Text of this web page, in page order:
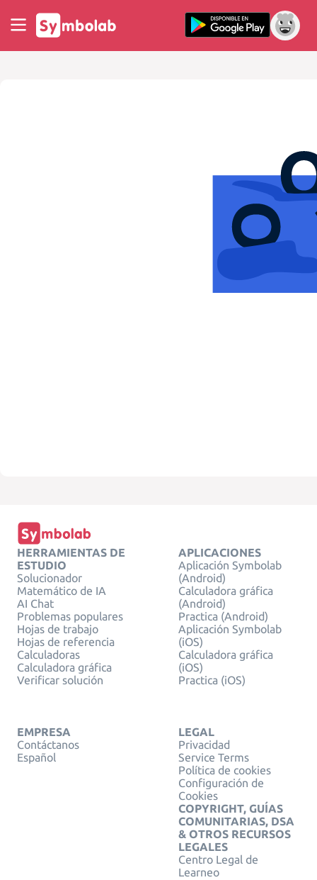
HERRAMIENTAS DE
ESTUDIO
Solucionador
Matemático de IA
AI Chat
Problemas populares
Hojas de trabajo
Hojas de referencia
Calculadoras
Calculadora gráfica
Verificar solución
APLICACIONES
Aplicación Symbolab
(Android)
Calculadora gráfica
(Android)
Practica (Android)
Aplicación Symbolab
(iOS)
Calculadora gráfica
(iOS)
Practica (iOS)
EMPRESA
Contáctanos
Español
LEGAL
Privacidad
Service Terms
Política de cookies
Configuración de
Cookies
COPYRIGHT, GUÍAS
COMUNITARIAS, DSA
& OTROS RECURSOS
LEGALES
Centro Legal de
Learneo